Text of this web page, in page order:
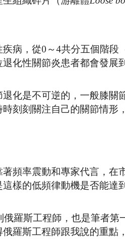
病，從0～4共分五個階
化性關節炎患者都會發展
化是不可逆的，一般膝
刻刻關注自己的關節情
頻率震動和專家代言，
樣的低頻律動機是否能達
俄羅斯工程師，也是筆者
羅斯工程師跟我說的重